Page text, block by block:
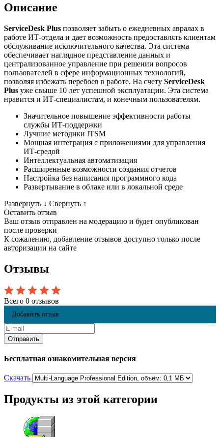
Описание
ServiceDesk Plus позволяет забыть о ежедневных авралах в
работе ИТ-отдела и дает возможность предоставлять клиентам
обслуживание исключительного качества. Эта система
обеспечивает наглядное представление данных и
централизованное управление при решении вопросов
пользователей в сфере информационных технологий,
позволяя избежать перебоев в работе. На счету ServiceDesk
Plus уже свыше 10 лет успешной эксплуатации. Эта система
нравится и ИТ-специалистам, и конечным пользователям.
Значительное повышение эффективности работы
службы ИТ-поддержки
Лучшие методики ITSM
Мощная интеграция с приложениями для управления
ИТ-средой
Интеллектуальная автоматизация
Расширенные возможности создания отчетов
Настройка без написания программного кода
Развертывание в облаке или в локальной среде
Развернуть ↓ Свернуть ↑
Оставить отзыв
Ваш отзыв отправлен на модерацию и будет опубликован
после проверки
К сожалению, добавление отзывов доступно только после
авторизации на сайте
Отзывы
Всего 0 отзывов
Добавить отзыв
Бесплатная ознакомительная версия
Скачать
Продукты из этой категории